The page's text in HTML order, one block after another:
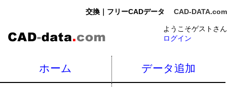
交換｜フリーCADデータ CAD-DATA.com
ようこそゲストさん
ログイン
ホーム データ追加